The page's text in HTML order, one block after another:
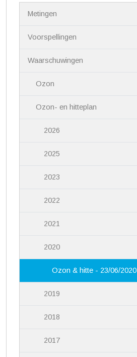
Metingen
Voorspellingen
Waarschuwingen
Ozon
Ozon- en hitteplan
2026
2025
2023
2022
2021
2020
Ozon & hitte - 23/06/2020
2019
2018
2017